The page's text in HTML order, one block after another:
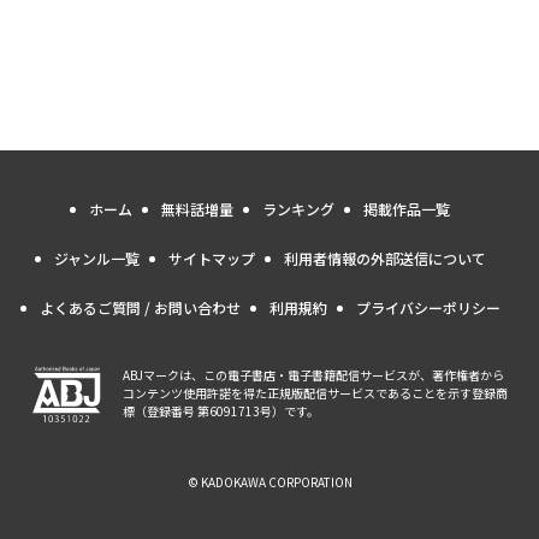
ホーム 無料話増量 ランキング 掲載作品一覧
ジャンル一覧 サイトマップ 利用者情報の外部送信について
よくあるご質問 / お問い合わせ 利用規約 プライバシーポリシー
ABJマークは、この電子書店・電子書籍配信サービスが、著作権者から
コンテンツ使用許諾を得た正規版配信サービスであることを示す登録商
標（登録番号 第6091713号）です。
© KADOKAWA CORPORATION